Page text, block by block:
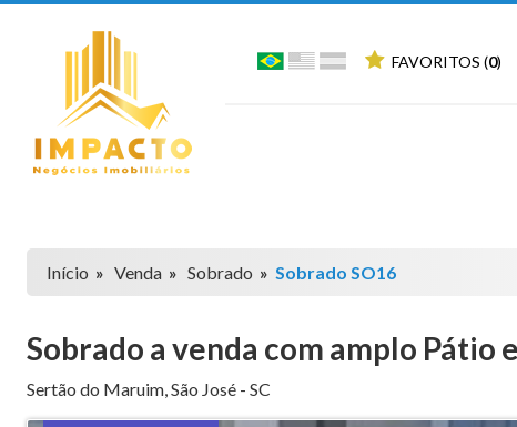
FAVORITOS (0)
Início » Venda » Sobrado » Sobrado SO16
Sobrado a venda com amplo Pátio
Sertão do Maruim,São José - SC